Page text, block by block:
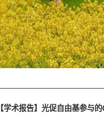
【学术报告】光促自由基参与